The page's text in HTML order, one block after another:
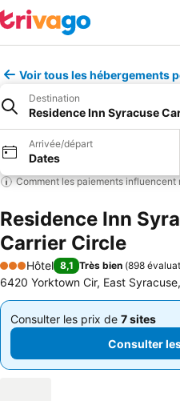
Voir tous les hébergements
Destination
Residence Inn Syracuse
Arrivée/départ
Dates
Comment les paiements influencent
Residence Inn
Carrier Circle
3 Étoiles
Hôtel 8,1 Très bien (898
6420 Yorktown Cir, East
Consulter les prix de 7 sites
De
Consulter
Consulter les prix de 7 sites
De
159 € Consulter